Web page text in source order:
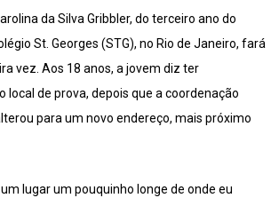
da Silva Gribbler, do terceiro ano do
St. Georges (STG), no Rio de Janeiro, fará
vez. Aos 18 anos, a jovem diz ter
local de prova, depois que a coordenação
para um novo endereço, mais próximo
lugar um pouquinho longe de onde eu